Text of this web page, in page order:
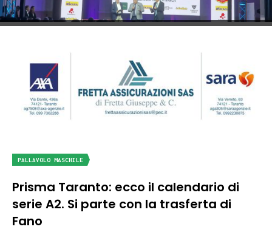
PALLAVOLO MASCHILE
Prisma Taranto: ecco il calendario di
serie A2. Si parte con la trasferta di
Fano